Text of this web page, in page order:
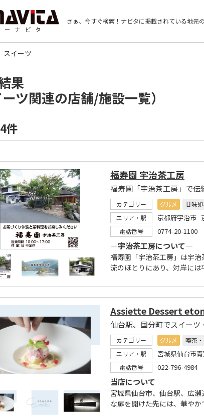
さぁ、今すぐ検索！ ナビタに掲載されている地元
スイーツ
果
ツ関連の店舗/施設一覧）
件
福寿園 宇治茶工房
福寿園「宇治茶工房」で
カテゴリー グルメ
甘味処
エリア・駅
京都府宇治市
電話番号 0774-20-1100
―宇治茶工房について―
福寿園「宇治茶工房」は宇
流のほとりにあり、対岸に
Assiette Dessert
仙台駅、国分町でスイー
カテゴリー グルメ
喫茶
エリア・駅
宮城県仙台市
電話番号 022-796-4984
当店について
宮城県仙台市、仙台駅、広
な扉を開けた先には、華や